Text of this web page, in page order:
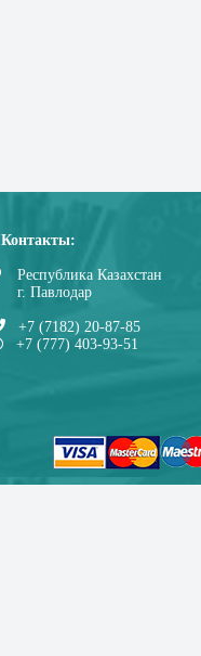
Контакты:
Республика Казахстан
г. Павлодар
+7 (7182) 20-87-85
+7 (777) 403-93-51